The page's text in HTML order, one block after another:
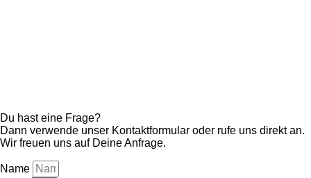
Du hast eine Frage?
Dann verwende unser Kontaktformular oder rufe uns direkt an.
Wir freuen uns auf Deine Anfrage.
Name